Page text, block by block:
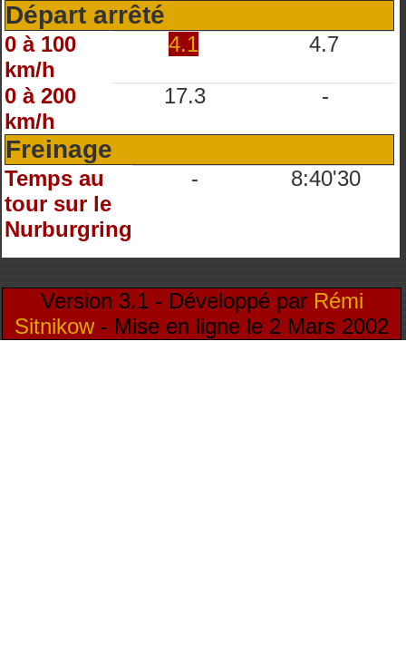
Départ arrêté
0 à 100
km/h
4.1 4.7
0 à 200
km/h
17.3 -
Freinage
Temps au
tour sur le
Nurburgring
- 8:40'30
Version 3.1 - Développé par Rémi
Sitnikow- Mise en ligne le 2 Mars 2002